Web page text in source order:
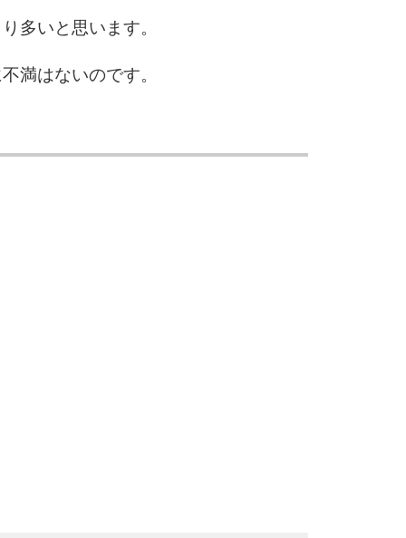
多いと思います。
満はないのです。